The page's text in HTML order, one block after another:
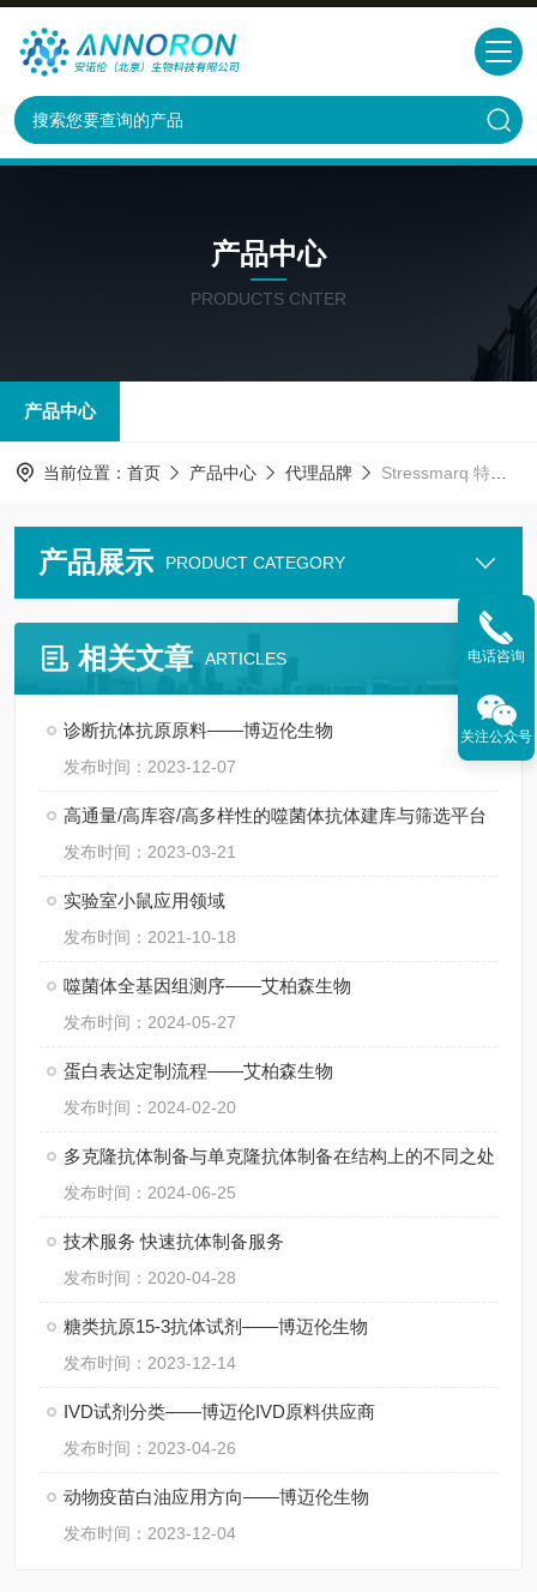
产品中心
PRODUCTS CNTER
产品中心
当前位置： 首页 产品中心 代理品牌 Stressmarq 特约代理
产品展示 PRODUCT CATEGORY
相关文章 ARTICLES
诊断抗体抗原原料——博迈伦生物
发布时间：2023-12-07
高通量/高库容/高多样性的噬菌体抗体建库与筛选平台
发布时间：2023-03-21
实验室小鼠应用领域
发布时间：2021-10-18
噬菌体全基因组测序——艾柏森生物
发布时间：2024-05-27
蛋白表达定制流程——艾柏森生物
发布时间：2024-02-20
多克隆抗体制备与单克隆抗体制备在结构上的不同之处
发布时间：2024-06-25
技术服务 快速抗体制备服务
发布时间：2020-04-28
糖类抗原15-3抗体试剂——博迈伦生物
发布时间：2023-12-14
IVD试剂分类——博迈伦IVD原料供应商
发布时间：2023-04-26
动物疫苗白油应用方向——博迈伦生物
发布时间：2023-12-04
电话咨询
关注公众号